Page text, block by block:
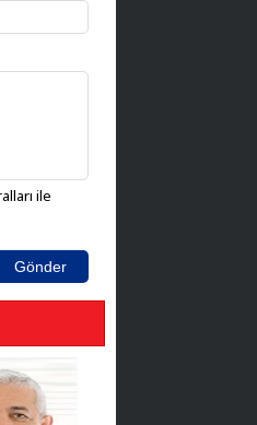
ile
Gönder